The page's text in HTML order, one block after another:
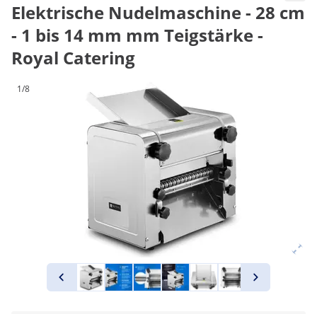
Elektrische Nudelmaschine - 28 cm
- 1 bis 14 mm mm Teigstärke -
Royal Catering
1/8